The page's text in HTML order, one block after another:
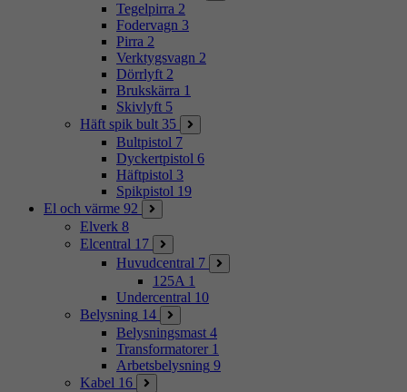
Tegelpirra 2
Fodervagn 3
Pirra 2
Verktygsvagn 2
Dörrlyft 2
Brukskärra 1
Skivlyft 5
Häft spik bult 35
Bultpistol 7
Dyckertpistol 6
Häftpistol 3
Spikpistol 19
El och värme 92
Elverk 8
Elcentral 17
Huvudcentral 7
125A 1
Undercentral 10
Belysning 14
Belysningsmast 4
Transformatorer 1
Arbetsbelysning 9
Kabel 16